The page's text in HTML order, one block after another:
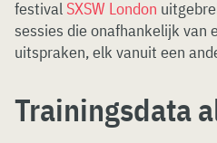
festival SXSW London
sessies die onafhankelijk van
uitspraken, elk vanuit een
Trainingsdata